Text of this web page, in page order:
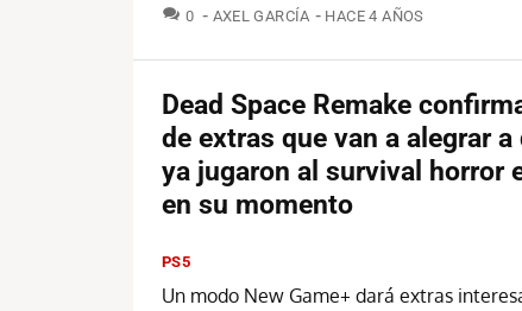
0 COMENTARIOS
AXEL GARCÍA HACE 4 AÑOS
Dead Space Remake
de extras que van a alegrar a
ya jugaron al survival horror
en su momento
PS5
Un modo New Game+ dará extras